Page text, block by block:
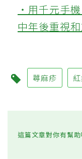
‧用千元手
中年後重視
蕁麻疹
這篇文章對你有幫助